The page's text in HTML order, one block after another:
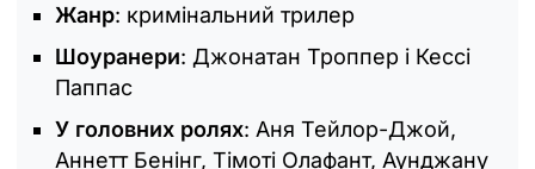
Жанр: кримінальний трилер
Шоуранери: Джонатан Троппер і Кессі
Паппас
У головних ролях: Аня Тейлор-Джой,
Аннетт Бенінг, Тімоті Олафант, Аунджану